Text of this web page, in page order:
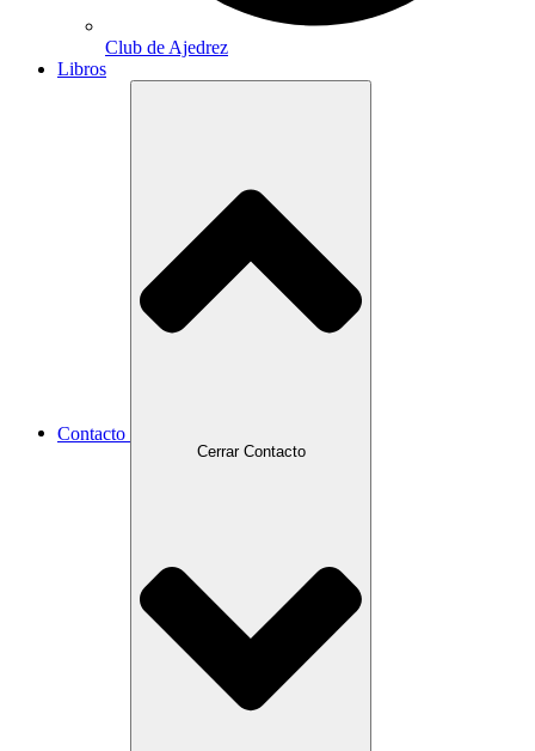
Club de Ajedrez
Libros
Contacto
Cerrar Contacto